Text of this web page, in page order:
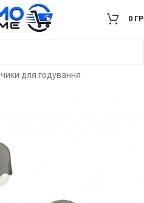
0
для годування